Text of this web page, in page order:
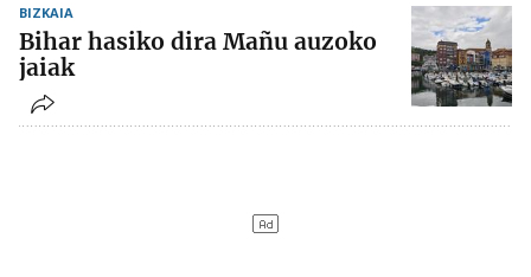
BIZKAIA
Bihar hasiko dira Mañu auzoko
jaiak